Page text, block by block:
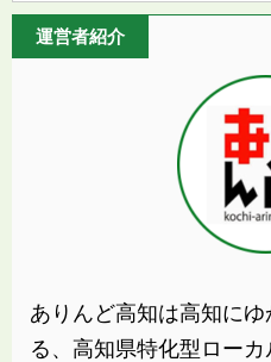
運営者紹介
ありんど高知は高知に
る、高知県特化型ローカ